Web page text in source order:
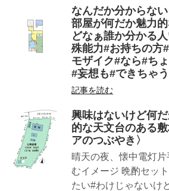
なんだか分からな
部屋が何だか魅力
どなぁ誰か分かる
殊能力#お持ちの方
モザイク#なら#ち
#妄想も#できちゃ
記事を読む
興味はないけど何
的な天文台のある
アのつぶやき〉
晴天の夜、懐中電灯
むイメージ 晩酌セッ
たい#わけじゃないけ